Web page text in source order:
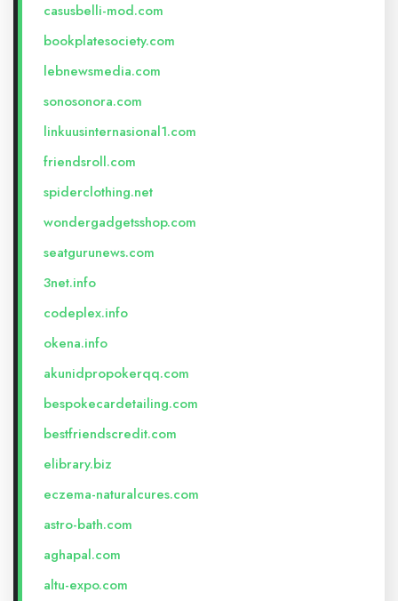
casusbelli-mod.com
bookplatesociety.com
lebnewsmedia.com
sonosonora.com
linkuusinternasional1.com
friendsroll.com
spiderclothing.net
wondergadgetsshop.com
seatgurunews.com
3net.info
codeplex.info
okena.info
akunidpropokerqq.com
bespokecardetailing.com
bestfriendscredit.com
elibrary.biz
eczema-naturalcures.com
astro-bath.com
aghapal.com
altu-expo.com